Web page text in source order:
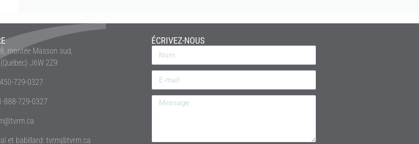
montée Masson sud,
J6W 2Z9
450-729-0327
888-729-0327
et babillard: tvrm@tvrm.ca
ÉCRIVEZ-NOUS